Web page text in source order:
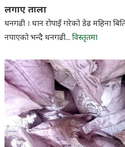
लगाए ताला
धनगढी । धान रोपाइँ गरेको डेढ महिना
नपाएको भन्दै धनगढी... विस्तृतमा